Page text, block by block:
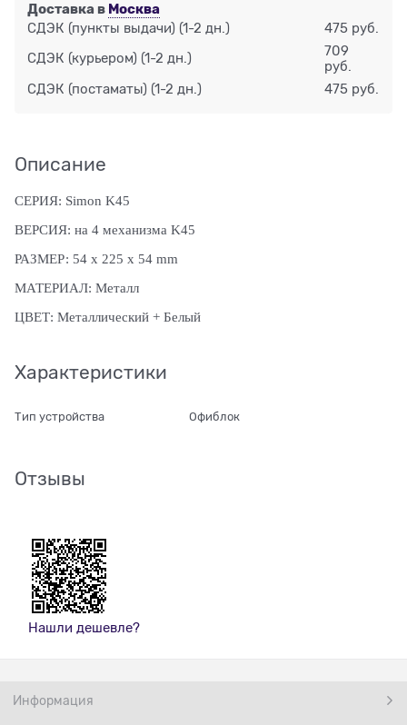
Доставка в Москва
СДЭК (пункты выдачи) (1-2 дн.) 475 руб.
СДЭК (курьером) (1-2 дн.)
709
руб.
СДЭК (постаматы) (1-2 дн.) 475 руб.
Описание
СЕРИЯ: Simon K45
ВЕРСИЯ: на 4 механизма K45
РАЗМЕР: 54 x 225 x 54 mm
МАТЕРИАЛ: Металл
ЦВЕТ: Металлический + Белый
Характеристики
Тип устройства Офиблок
Отзывы
Нашли дешевле?
Информация